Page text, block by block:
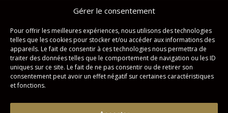
Gérer le consentement
Pour offrir les meilleures expériences, nous utilisons des technologies
telles que les cookies pour stocker et/ou accéder aux informations des
appareils. Le fait de consentir à ces technologies nous permettra de
traiter des données telles que le comportement de navigation ou les ID
uniques sur ce site. Le fait de ne pas consentir ou de retirer son
consentement peut avoir un effet négatif sur certaines caractéristiques
et fonctions.